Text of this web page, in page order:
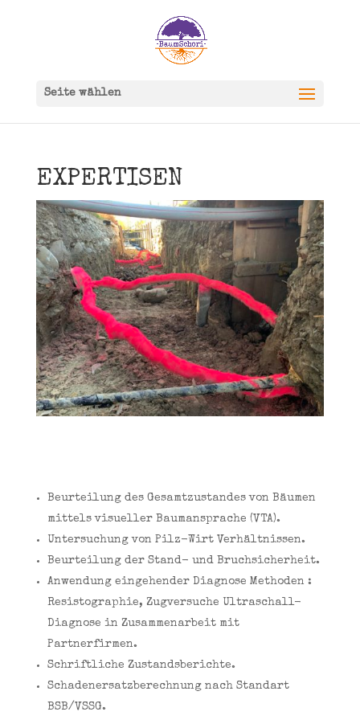
Seite wählen
EXPERTISEN
Beurteilung des Gesamtzustandes von Bäumen
mittels visueller Baumansprache (VTA).
Untersuchung von Pilz-Wirt Verhältnissen.
Beurteilung der Stand- und Bruchsicherheit.
Anwendung eingehender Diagnose Methoden :
Resistographie, Zugversuche Ultraschall-
Diagnose in Zusammenarbeit mit
Partnerfirmen.
Schriftliche Zustandsberichte.
Schadenersatzberechnung nach Standart
BSB/VSSG.